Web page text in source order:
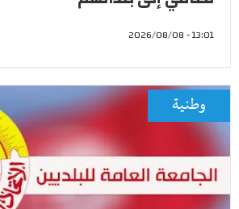
13:01 - 2026/08/08
وطنية